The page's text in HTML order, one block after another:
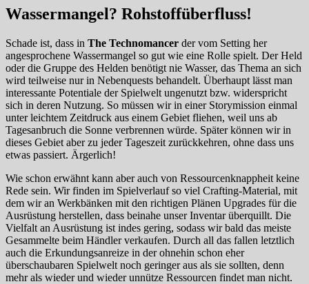
Wassermangel? Rohstoffüberfluss!
Schade ist, dass in The Technomancer der vom Setting her
angesprochene Wassermangel so gut wie eine Rolle spielt. Der Held
oder die Gruppe des Helden benötigt nie Wasser, das Thema an sich
wird teilweise nur in Nebenquests behandelt. Überhaupt lässt man
interessante Potentiale der Spielwelt ungenutzt bzw. widerspricht
sich in deren Nutzung. So müssen wir in einer Storymission einmal
unter leichtem Zeitdruck aus einem Gebiet fliehen, weil uns ab
Tagesanbruch die Sonne verbrennen würde. Später können wir in
dieses Gebiet aber zu jeder Tageszeit zurückkehren, ohne dass uns
etwas passiert. Ärgerlich!
Wie schon erwähnt kann aber auch von Ressourcenknappheit keine
Rede sein. Wir finden im Spielverlauf so viel Crafting-Material, mit
dem wir an Werkbänken mit den richtigen Plänen Upgrades für die
Ausrüstung herstellen, dass beinahe unser Inventar überquillt. Die
Vielfalt an Ausrüstung ist indes gering, sodass wir bald das meiste
Gesammelte beim Händler verkaufen. Durch all das fallen letztlich
auch die Erkundungsanreize in der ohnehin schon eher
überschaubaren Spielwelt noch geringer aus als sie sollten, denn
mehr als wieder und wieder unnütze Ressourcen findet man nicht.